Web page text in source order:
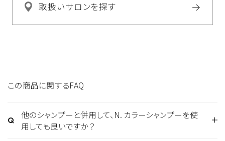
取扱いサロンを探す
この商品に関するFAQ
他のシャンプーと併用して、N. カラーシャンプーを使
用しても良いですか？
なりたい色のイメージに合わせて使用間隔を調整し、
基本的に髪が「染まる」というよりも「色持ちをよくす